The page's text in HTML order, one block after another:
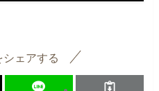
シェアする